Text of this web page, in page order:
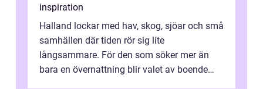
inspiration
Halland lockar med hav, skog, sjöar och små
samhällen där tiden rör sig lite
långsammare. För den som söker mer än
bara en övernattning blir valet av boende